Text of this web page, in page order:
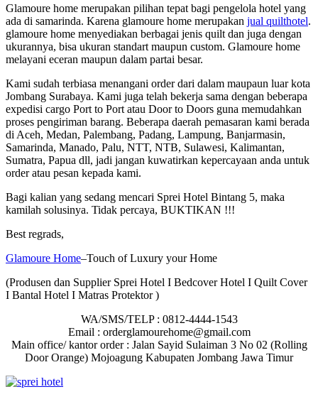
Glamoure home merupakan pilihan tepat bagi pengelola hotel yang
ada di samarinda. Karena glamoure home merupakan jual quilthotel.
glamoure home menyediakan berbagai jenis quilt dan juga dengan
ukurannya, bisa ukuran standart maupun custom. Glamoure home
melayani eceran maupun dalam partai besar.
Kami sudah terbiasa menangani order dari dalam maupaun luar kota
Jombang Surabaya. Kami juga telah bekerja sama dengan beberapa
expedisi cargo Port to Port atau Door to Doors guna memudahkan
proses pengiriman barang. Beberapa daerah pemasaran kami berada
di Aceh, Medan, Palembang, Padang, Lampung, Banjarmasin,
Samarinda, Manado, Palu, NTT, NTB, Sulawesi, Kalimantan,
Sumatra, Papua dll, jadi jangan kuwatirkan kepercayaan anda untuk
order atau pesan kepada kami.
Bagi kalian yang sedang mencari Sprei Hotel Bintang 5, maka
kamilah solusinya. Tidak percaya, BUKTIKAN !!!
Best regrads,
Glamoure Home–Touch of Luxury your Home
(Produsen dan Supplier Sprei Hotel I Bedcover Hotel I Quilt Cover
I Bantal Hotel I Matras Protektor )
WA/SMS/TELP : 0812-4444-1543
Email : orderglamourehome@gmail.com
Main office/ kantor order : Jalan Sayid Sulaiman 3 No 02 (Rolling
Door Orange) Mojoagung Kabupaten Jombang Jawa Timur